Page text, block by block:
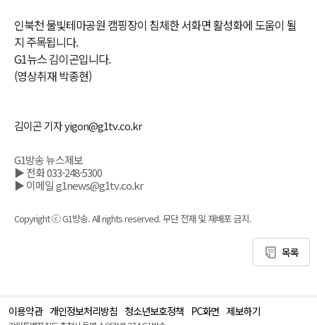
인북천 물빛테마공원 캠핑장이 침체한 서화면 활성화에 도움이 될
지 주목됩니다.
G1뉴스 김이곤입니다.
(영상취재 박종현)
김이곤 기자 yigon@g1tv.co.kr
G1방송 뉴스제보
▶ 전화 033-248-5300
▶ 이메일 g1news@g1tv.co.kr
Copyright ⓒ G1방송. All rights reserved. 무단 전재 및 재배포 금지.
목록
이용약관 개인정보처리방침 청소년보호정책 PC화면 제보하기